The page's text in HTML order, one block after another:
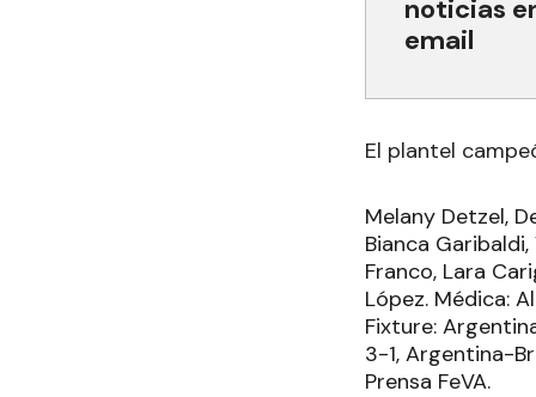
noticias
email
El plantel
Melany Detzel,
Bianca
Franco, Lara
López. Médica:
Fixture:
3-1, Argentina-
Prensa FeVA.